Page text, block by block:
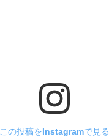
この投稿をInstagramで見る